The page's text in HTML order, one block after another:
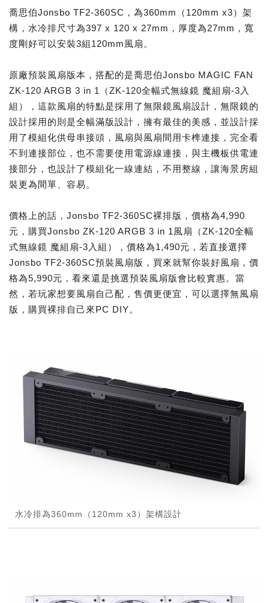
喬思伯Jonsbo TF2-360SC，為360mm（120mm x3）架
構，水冷排尺寸為397 x 120 x 27mm，厚度為27mm，寬
度剛好可以安裝3組120mm風扇。
原廠預裝風扇版本，搭配的是喬思伯Jonsbo MAGIC FAN
ZK-120 ARGB 3 in 1（ZK-120全幅式無線鏡 魔組扇-3入
組），這款風扇的特點是採用了無限鏡風扇設計，無限鏡的
設計採用的則是全幅滿版設計，擁有最佳的美感，並設計採
用了模組化供母串接頭，風扇與風扇間用卡榫連接，完全看
不到連接部位，也不需要使用電源線連接，與主機板供電連
接部分，也設計了模組化一線連結，不用整線，讓海景房組
裝更為間單、容易。
價格上的話，Jonsbo TF2-360SC裸排版，價格為4,990
元，購買Jonsbo ZK-120 ARGB 3 in 1風扇（ZK-120全幅
式無線鏡 魔組扇-3入組），價格為1,490元，若直接選擇
Jonsbo TF2-360SC預裝風扇版，買來就幫你裝好風扇，價
格為5,990元，看來還是挑選預裝風扇版會比較實惠。當
然，若玩家想要風扇自己配，售價更便宜，可以選擇無風扇
版，購買裸排自己來PC DIY。
水冷排為360mm（120mm x3）架構設計